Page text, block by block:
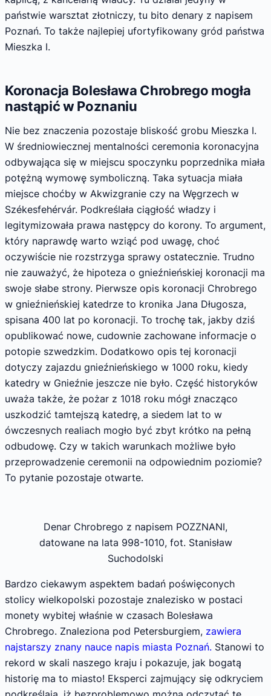
państwie warsztat złotniczy, tu bito denary z napisem
Poznań. To także najlepiej ufortyfikowany gród państwa
Mieszka I.
Koronacja Bolesława Chrobrego mogła
nastąpić w Poznaniu
Nie bez znaczenia pozostaje bliskość grobu Mieszka I.
W średniowiecznej mentalności ceremonia koronacyjna
odbywająca się w miejscu spoczynku poprzednika miała
potężną wymowę symboliczną. Taka sytuacja miała
miejsce choćby w Akwizgranie czy na Węgrzech w
Székesfehérvár. Podkreślała ciągłość władzy i
legitymizowała prawa następcy do korony. To argument,
który naprawdę warto wziąć pod uwagę, choć
oczywiście nie rozstrzyga sprawy ostatecznie. Trudno
nie zauważyć, że hipoteza o gnieźnieńskiej koronacji ma
swoje słabe strony. Pierwsze opis koronacji Chrobrego
w gnieźnieńskiej katedrze to kronika Jana Długosza,
spisana 400 lat po koronacji. To trochę tak, jakby dziś
opublikować nowe, cudownie zachowane informacje o
potopie szwedzkim. Dodatkowo opis tej koronacji
dotyczy zajazdu gnieźnieńskiego w 1000 roku, kiedy
katedry w Gnieźnie jeszcze nie było. Część historyków
uważa także, że pożar z 1018 roku mógł znacząco
uszkodzić tamtejszą katedrę, a siedem lat to w
ówczesnych realiach mogło być zbyt krótko na pełną
odbudowę. Czy w takich warunkach możliwe było
przeprowadzenie ceremonii na odpowiednim poziomie?
To pytanie pozostaje otwarte.
Denar Chrobrego z napisem POZZNANI,
datowane na lata 998-1010, fot. Stanisław
Suchodolski
Bardzo ciekawym aspektem badań poświęconych
stolicy wielkopolski pozostaje znalezisko w postaci
monety wybitej właśnie w czasach Bolesława
Chrobrego. Znaleziona pod Petersburgiem, zawiera
najstarszy znany nauce napis miasta Poznań. Stanowi to
rekord w skali naszego kraju i pokazuje, jak bogatą
historię ma to miasto! Eksperci zajmujący się odkryciem